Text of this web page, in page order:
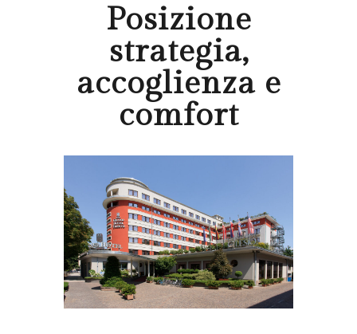
Posizione
strategia,
accoglienza e
comfort